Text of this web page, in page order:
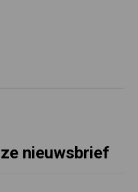
nieuwsbrief